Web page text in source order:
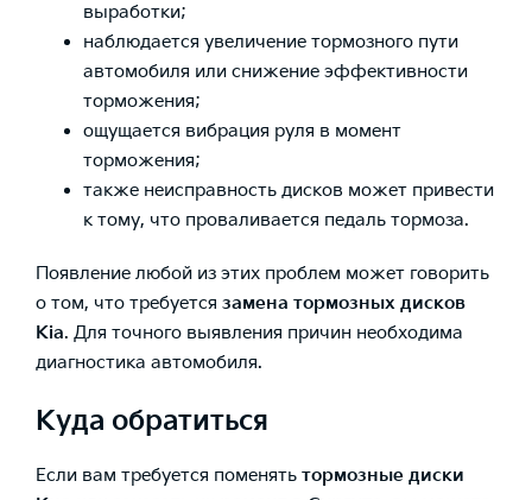
выработки;
наблюдается увеличение тормозного пути
автомобиля или снижение эффективности
торможения;
ощущается вибрация руля в момент
торможения;
также неисправность дисков может привести
к тому, что проваливается педаль тормоза.
Появление любой из этих проблем может говорить
о том, что требуется замена тормозных дисков
Kia. Для точного выявления причин необходима
диагностика автомобиля.
Куда обратиться
Если вам требуется поменять тормозные диски